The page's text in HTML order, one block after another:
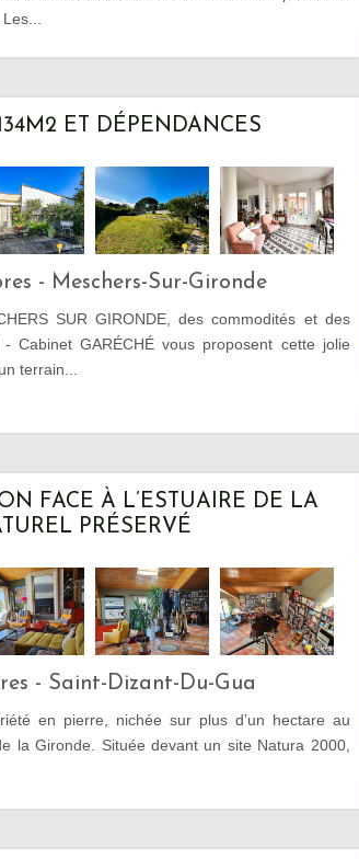
ET DÉPENDANCES
- Meschers-Sur-Gironde
SUR GIRONDE, des commodités et des
Cabinet GARÉCHÉ vous proposent cette jolie
terrain...
FACE À L’ESTUAIRE DE LA
PRÉSERVÉ
- Saint-Dizant-Du-Gua
en pierre, nichée sur plus d’un hectare au
la Gironde. Située devant un site Natura 2000,